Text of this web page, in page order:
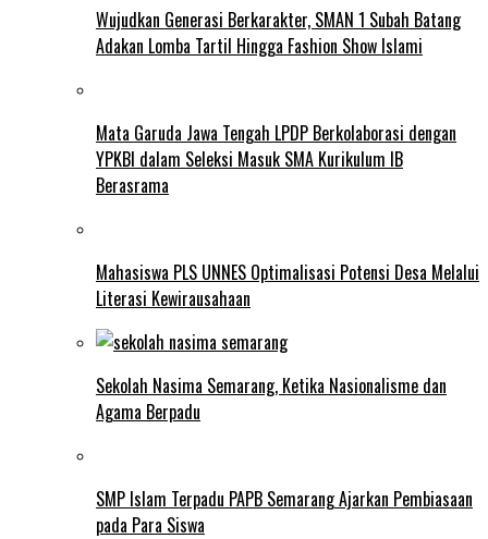
Wujudkan Generasi Berkarakter, SMAN 1 Subah Batang
Adakan Lomba Tartil Hingga Fashion Show Islami
Mata Garuda Jawa Tengah LPDP Berkolaborasi dengan
YPKBI dalam Seleksi Masuk SMA Kurikulum IB
Berasrama
Mahasiswa PLS UNNES Optimalisasi Potensi Desa Melalui
Literasi Kewirausahaan
Sekolah Nasima Semarang, Ketika Nasionalisme dan
Agama Berpadu
SMP Islam Terpadu PAPB Semarang Ajarkan Pembiasaan
pada Para Siswa